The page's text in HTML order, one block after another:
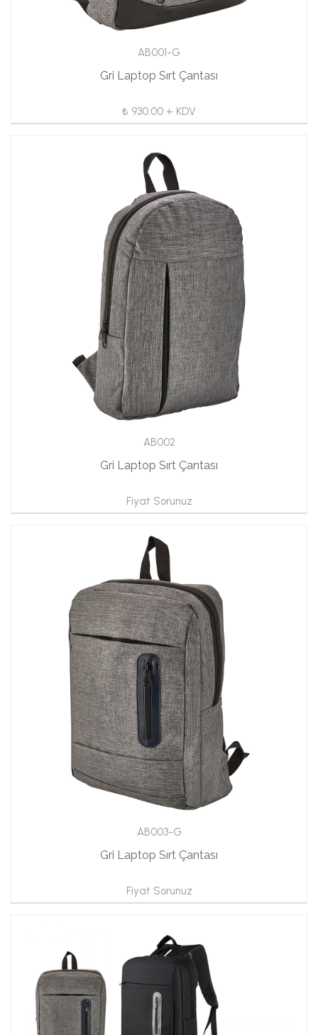
AB001-G
Gri Laptop Sırt Çantası
₺ 930.00 + KDV
AB002
Gri Laptop Sırt Çantası
Fiyat Sorunuz
AB003-G
Gri Laptop Sırt Çantası
Fiyat Sorunuz